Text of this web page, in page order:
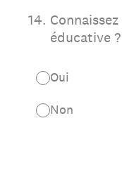
14.
éducative ?
Oui
Non